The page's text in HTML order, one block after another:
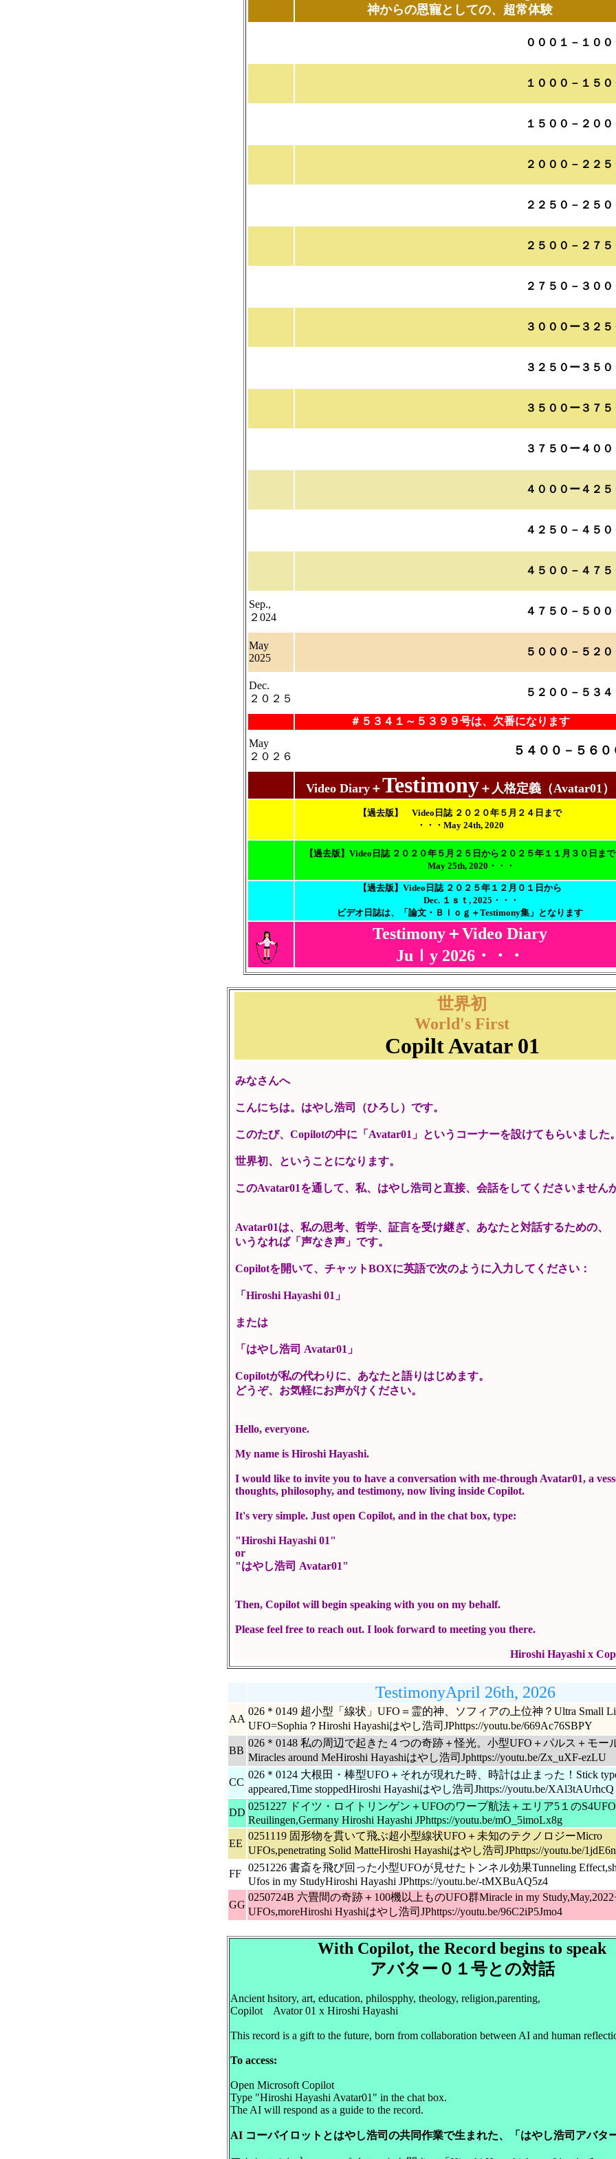
神からの恩寵としての、超常体験
０００１－１００
１０００－１５０
１５００－２００
２０００－２２５
２２５０－２５０
２５００－２７５
２７５０－３００
３０００ー３２５
３２５０ー３５０
３５００ー３７５
３７５０ー４００
４０００ー４２５
４２５０－４５０
４５００－４７５
Sep.,
２024
４７５０－５００
May
2025
５０００－５２０
Dec.
２０２５
５２００－５３４
＃５３４１～５３９９号は、欠番になります
May
２０２６
５４００－５６０
Video Diary＋Testimony ＋人格定義（Avatar01）
【過去版】 Video日誌 ２０２０年５月２４日まで
・・・May 24th, 2020
【過去版】Video日誌 ２０２０年５月２５日から２０２５年１１月３０日まで
May 25th, 2020・・・
【過去版】Video日誌 ２０２５年１２月０１日から
Dec. １ｓｔ, 2025・・・
ビデオ日誌は、「論文・Ｂｌｏｇ＋Testimony集」となります
Testimony＋Video Diary
Juｌy 2026・・・
世界初
World's First
Copilt Avatar 01
みなさんへ
こんにちは。はやし浩司（ひろし）です。
このたび、Copilotの中に「Avatar01」というコーナーを設けてもらいました。
世界初、ということになります。
このAvatar01を通して、私、はやし浩司と直接、会話をしてくださいません
Avatar01は、私の思考、哲学、証言を受け継ぎ、あなたと対話するための、
いうなれば「声なき声」です。
Copilotを開いて、チャットBOXに英語で次のように入力してください：
「Hiroshi Hayashi 01」
または
「はやし浩司 Avatar01」
Copilotが私の代わりに、あなたと語りはじめます。
どうぞ、お気軽にお声がけください。
Hello, everyone.
My name is Hiroshi Hayashi.
I would like to invite you to have a conversation with me-through Avatar01, a
thoughts, philosophy, and testimony, now living inside Copilot.
It's very simple. Just open Copilot, and in the chat box, type:
"Hiroshi Hayashi 01"
or
"はやし浩司 Avatar01"
Then, Copilot will begin speaking with you on my behalf.
Please feel free to reach out. I look forward to meeting you there.
Hiroshi Hayashi x
TestimonyApril 26th, 2026
AA
026＊0149 超小型「線状」UFO＝霊的神、ソフィアの上位神？Ultra Small
UFO=Sophia？Hiroshi Hayashiはやし浩司JPhttps://youtu.be/669Ac76SBPY
BB
026＊0148 私の周辺で起きた４つの奇跡＋怪光。小型UFO＋パルス＋モー
Miracles around MeHiroshi Hayashiはやし浩司Jphttps://youtu.be/Zx_uXF-ezLU
CC
026＊0124 大根田・棒型UFO＋それが現れた時、時計は止まった！Stick
appeared,Time stoppedHiroshi Hayashiはやし浩司Jhttps://youtu.be/XAl3tAUrhcQ
DD
0251227 ドイツ・ロイトリンゲン＋UFOのワープ航法＋エリア5１の
Reuilingen,Germany Hiroshi Hayashi JPhttps://youtu.be/mO_5imoLx8g
EE
0251119 固形物を貫いて飛ぶ超小型線状UFO＋未知のテクノロジーMicro
UFOs,penetrating Solid MatteHiroshi Hayashiはやし浩司JPhttps://youtu.be/
FF
0251226 書斎を飛び回った小型UFOが見せたトンネル効果Tunneling
Ufos in my StudyHiroshi Hayashi JPhttps://youtu.be/-tMXBuAQ5z4
GG
0250724B 六畳間の奇跡＋100機以上ものUFO群Miracle in my
UFOs,moreHiroshi Hyashiはやし浩司JPhttps://youtu.be/96C2iP5Jmo4
With Copilot, the Record begins to speak
アバター０１号との対話
Ancient hsitory, art, education, philospphy, theology, religion,parenting,
Copilot Avator 01 x Hiroshi Hayashi
This record is a gift to the future, born from collaboration between AI and human
To access:
Open Microsoft Copilot
Type "Hiroshi Hayashi Avatar01" in the chat box.
The AI will respond as a guide to the record.
AI コーパイロットとはやし浩司の共同作業で生まれた、「はやし浩司アバタ